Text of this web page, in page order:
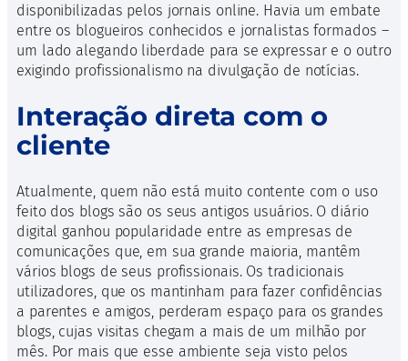
disponibilizadas pelos jornais online. Havia um embate
entre os blogueiros conhecidos e jornalistas formados –
um lado alegando liberdade para se expressar e o outro
exigindo profissionalismo na divulgação de notícias.
Interação direta com o
cliente
Atualmente, quem não está muito contente com o uso
feito dos blogs são os seus antigos usuários. O diário
digital ganhou popularidade entre as empresas de
comunicações que, em sua grande maioria, mantêm
vários blogs de seus profissionais. Os tradicionais
utilizadores, que os mantinham para fazer confidências
a parentes e amigos, perderam espaço para os grandes
blogs, cujas visitas chegam a mais de um milhão por
mês. Por mais que esse ambiente seja visto pelos